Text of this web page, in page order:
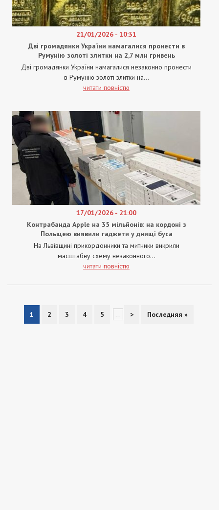
21/01/2026 - 10:31
Дві громадянки України намагалися пронести в
Румунію золоті злитки на 2,7 млн гривень
Дві громадянки України намагалися незаконно пронести
в Румунію золоті злитки на...
читати повністю
17/01/2026 - 21:00
Контрабанда Apple на 35 мільйонів: на кордоні з
Польщею виявили гаджети у днищі буса
На Львівщині прикордонники та митники викрили
масштабну схему незаконного...
читати повністю
1 2 3 4 5 ... > Последняя »